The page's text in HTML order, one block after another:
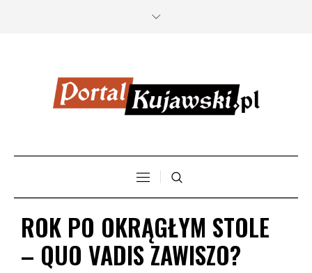
ROK PO OKRĄGŁYM STOLE
– QUO VADIS ZAWISZO?